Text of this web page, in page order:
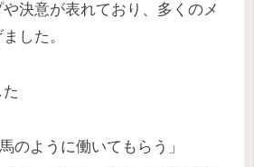
決意が表れており、多くのメ
した。
のように働いてもらう」